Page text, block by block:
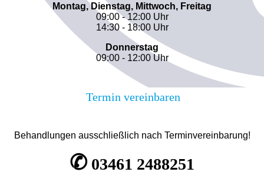
Montag, Dienstag, Mittwoch, Freitag
09:00 - 12:00 Uhr
14:30 - 18:00 Uhr
Donnerstag
09:00 - 12:00 Uhr
Termin vereinbaren
Behandlungen ausschließlich nach Terminvereinbarung!
✆03461 2488251